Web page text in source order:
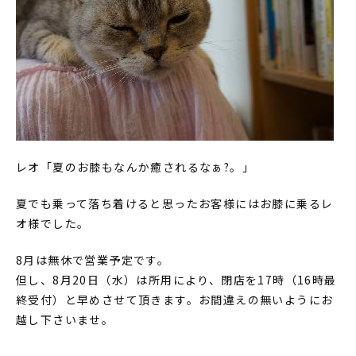
レオ「夏のお膝もなんか癒されるなぁ?。」
夏でも乗って落ち着けると思ったお客様にはお膝に乗るレ
オ様でした。
8月は無休で営業予定です。
但し、8月20日（水）は所用により、閉店を17時（16時最
終受付）と早めさせて頂きます。お間違えの無いようにお
越し下さいませ。